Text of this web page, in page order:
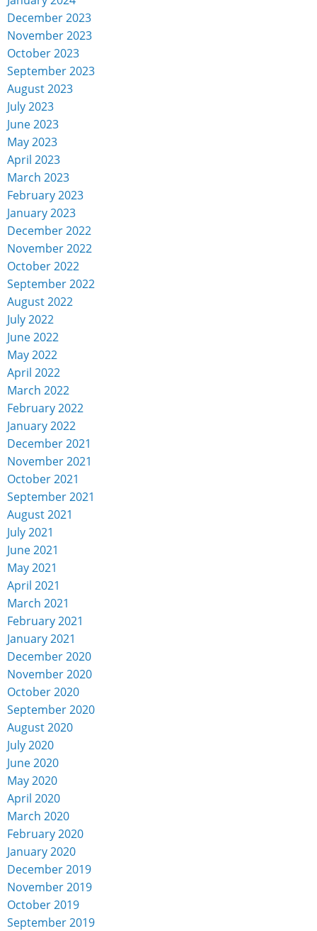
December 2023
November 2023
October 2023
September 2023
August 2023
July 2023
June 2023
May 2023
April 2023
March 2023
February 2023
January 2023
December 2022
November 2022
October 2022
September 2022
August 2022
July 2022
June 2022
May 2022
April 2022
March 2022
February 2022
January 2022
December 2021
November 2021
October 2021
September 2021
August 2021
July 2021
June 2021
May 2021
April 2021
March 2021
February 2021
January 2021
December 2020
November 2020
October 2020
September 2020
August 2020
July 2020
June 2020
May 2020
April 2020
March 2020
February 2020
January 2020
December 2019
November 2019
October 2019
September 2019